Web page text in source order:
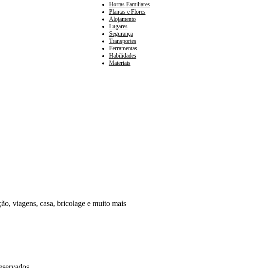
Hortas Familiares
Plantas e Flores
Alojamento
Lugares
Segurança
Transportes
Ferramentas
Habilidades
Materiais
viagens, casa, bricolage e muito mais